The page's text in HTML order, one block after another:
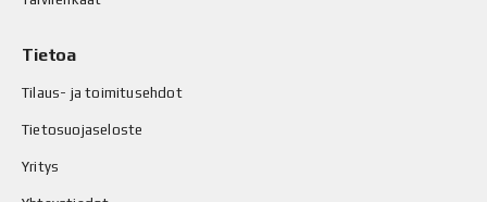
Tietoa
Tilaus- ja toimitusehdot
Tietosuojaseloste
Yritys